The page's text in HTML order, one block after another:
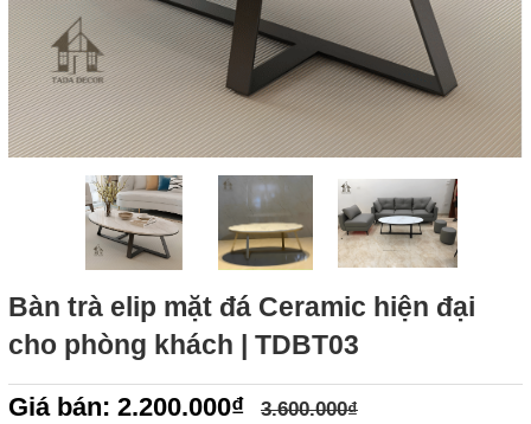
Bàn trà elip mặt đá Ceramic hiện đại
cho phòng khách | TDBT03
Giá bán: 2.200.000₫ 3.600.000₫